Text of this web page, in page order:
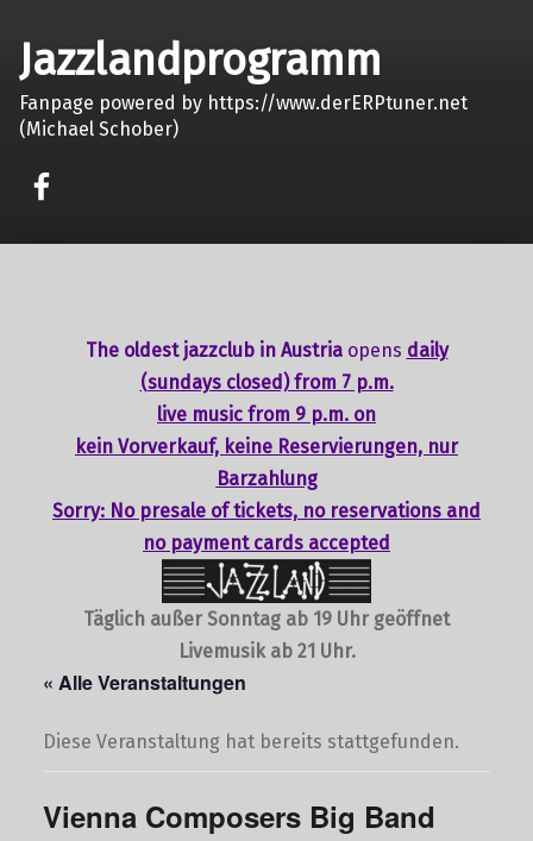
Jazzlandprogramm
Fanpage powered by https://www.derERPtuner.net
(Michael Schober)
The oldest jazzclub in Austria opens daily
(sundays closed) from 7 p.m.
live music from 9 p.m. on
kein Vorverkauf, keine Reservierungen, nur
Barzahlung
Sorry: No presale of tickets, no reservations and
no payment cards accepted
Täglich außer Sonntag ab 19 Uhr geöffnet
Livemusik ab 21 Uhr.
« Alle Veranstaltungen
Diese Veranstaltung hat bereits stattgefunden.
Vienna Composers Big Band